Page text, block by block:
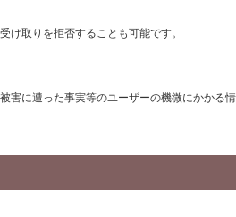
取りを拒否することも可能です。
に遭った事実等のユーザーの機微にかかる